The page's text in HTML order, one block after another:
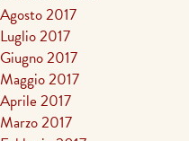
Agosto 2017
Luglio 2017
Giugno 2017
Maggio 2017
Aprile 2017
Marzo 2017